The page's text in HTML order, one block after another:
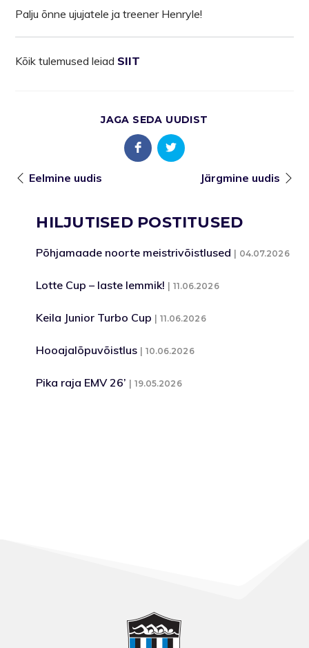
Palju õnne ujujatele ja treener Henryle!
Kõik tulemused leiad SIIT
JAGA SEDA UUDIST
Eelmine uudis Järgmine uudis
HILJUTISED POSTITUSED
Põhjamaade noorte meistrivõistlused 04.07.2026
Lotte Cup – laste lemmik! 11.06.2026
Keila Junior Turbo Cup 11.06.2026
Hooajalõpuvõistlus 10.06.2026
Pika raja EMV 26’ 19.05.2026